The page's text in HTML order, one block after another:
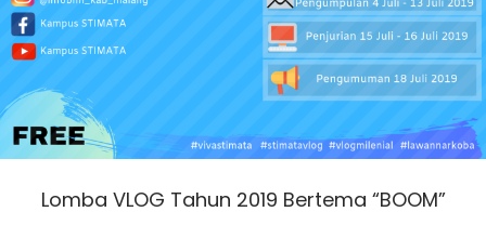
Lomba VLOG Tahun 2019 Bertema “BOOM”